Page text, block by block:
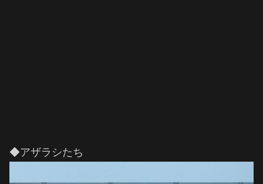
◆アザラシたち